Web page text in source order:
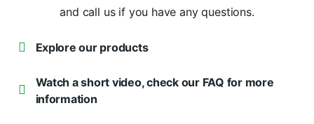
and call us if you have any questions.
Explore our products
Watch a short video, check our FAQ for more
information